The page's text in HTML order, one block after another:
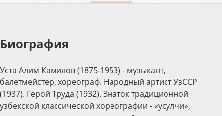
Биография
Уста Алим Камилов (1875-1953) - музыкант,
балетмейстер, хореограф. Народный артист УзССР
(1937). Герой Труда (1932). Знаток традиционной
узбекской классической хореографии - «усулчи»,